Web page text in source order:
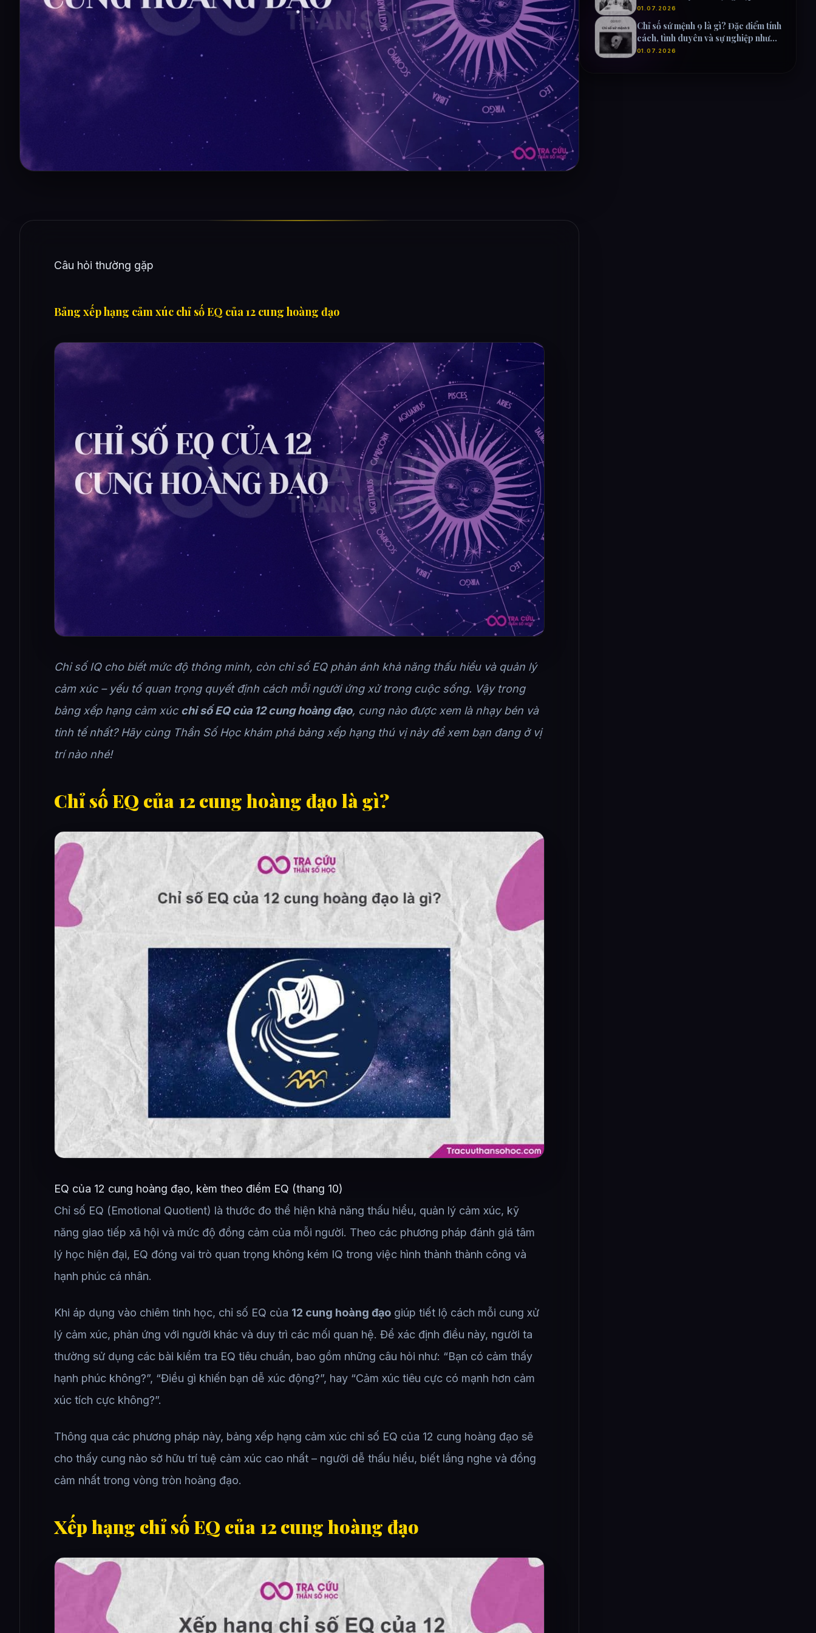
Câu hỏi thường gặp
Bảng xếp hạng cảm xúc chỉ số EQ của 12 cung hoàng đạo
Chỉ số IQ cho biết mức độ thông minh, còn chỉ số EQ phản ánh khả năng thấu hiểu và quản lý
cảm xúc – yếu tố quan trọng quyết định cách mỗi người ứng xử trong cuộc sống. Vậy trong
bảng xếp hạng cảm xúc chỉ số EQ của 12 cung hoàng đạo, cung nào được xem là nhạy bén và
tinh tế nhất? Hãy cùng Thần Số Học khám phá bảng xếp hạng thú vị này để xem bạn đang ở vị
trí nào nhé!
Chỉ số EQ của 12 cung hoàng đạo là gì?
EQ của 12 cung hoàng đạo, kèm theo điểm EQ (thang 10)
Chỉ số EQ (Emotional Quotient) là thước đo thể hiện khả năng thấu hiểu, quản lý cảm xúc, kỹ
năng giao tiếp xã hội và mức độ đồng cảm của mỗi người. Theo các phương pháp đánh giá tâm
lý học hiện đại, EQ đóng vai trò quan trọng không kém IQ trong việc hình thành thành công và
hạnh phúc cá nhân.
Khi áp dụng vào chiêm tinh học, chỉ số EQ của 12 cung hoàng đạo giúp tiết lộ cách mỗi cung xử
lý cảm xúc, phản ứng với người khác và duy trì các mối quan hệ. Để xác định điều này, người ta
thường sử dụng các bài kiểm tra EQ tiêu chuẩn, bao gồm những câu hỏi như: “Bạn có cảm thấy
hạnh phúc không?”, “Điều gì khiến bạn dễ xúc động?”, hay “Cảm xúc tiêu cực có mạnh hơn cảm
xúc tích cực không?”.
Thông qua các phương pháp này, bảng xếp hạng cảm xúc chỉ số EQ của 12 cung hoàng đạo sẽ
cho thấy cung nào sở hữu trí tuệ cảm xúc cao nhất – người dễ thấu hiểu, biết lắng nghe và đồng
cảm nhất trong vòng tròn hoàng đạo.
Xếp hạng chỉ số EQ của 12 cung hoàng đạo
thế nào?
01.07.2026
Chỉ số sứ mệnh 9 là gì? Đặc điểm tính
cách, tình duyên và sự nghiệp như
thế nào?
01.07.2026